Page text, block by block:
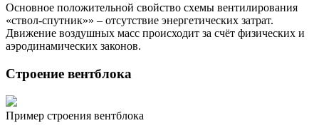
Основное положительной свойство схемы вентилирования
«ствол-спутник»» – отсутствие энергетических затрат.
Движение воздушных масс происходит за счёт физических и
аэродинамических законов.
Строение вентблока
Пример строения вентблока